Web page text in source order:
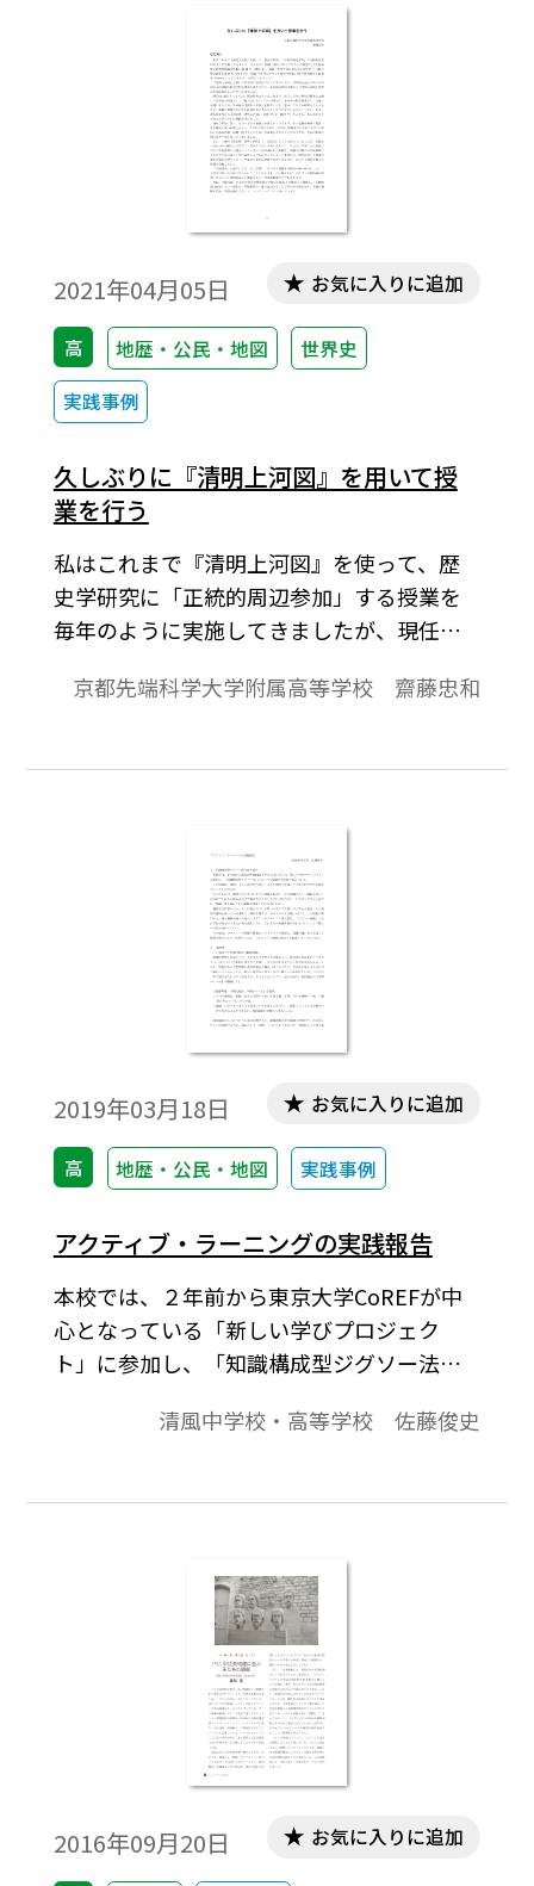
読み解き、史料から学ぶ授業」をご提案さ
せていただきます。
2021年04月05日
高 地歴・公民・地図
世界史
実践事例
お気に入りに追加
久しぶりに『清明上河図』を用いて授
業を行う
私はこれまで『清明上河図』を使って、歴
史学研究に「正統的周辺参加」する授業を
毎年のように実施してきましたが、現任校
『清明上河図』を授業に取り入れることが
図の画集を入手したのを機に、『清明上河
は、生徒たちに学びの楽しさを伝えたいと
いう思いがあります。本稿でその実践事例を
京都先端科学大学附属高等学校 齋藤忠和
2019年03月18日
高 地歴・公民・地図 実践事例
お気に入りに追加
アクティブ・ラーニングの実践報告
本校では、２年前から東京大学CoREFが中
心となっている「新しい学びプロジェク
ト」に参加し、「知識構成型ジグソー法」
校での実践を紹介する。
清風中学校・高等学校 佐藤俊史
2016年09月20日 お気に入りに追加